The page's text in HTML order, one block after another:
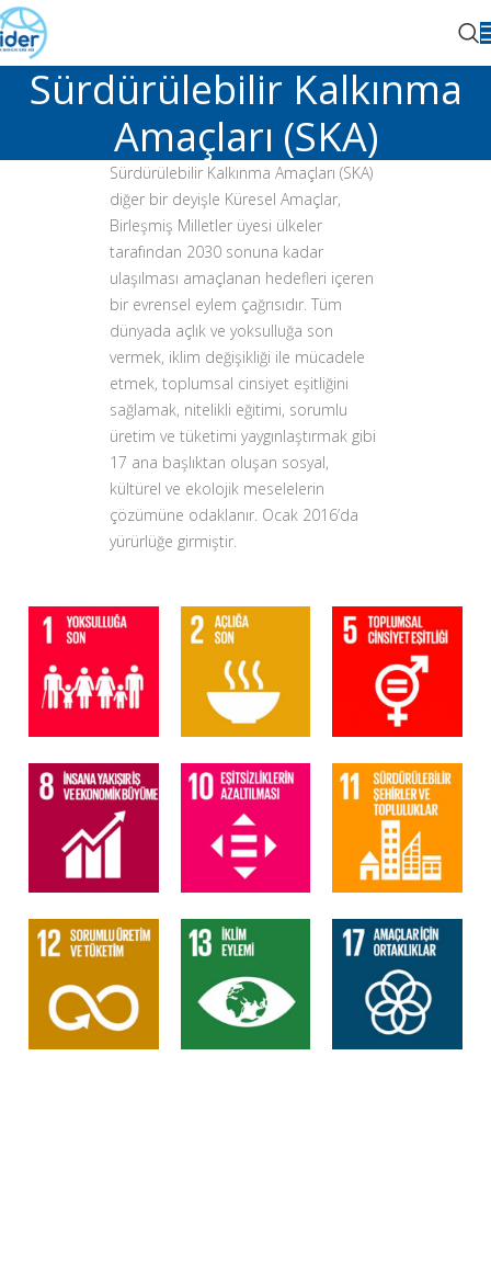
Sürdürülebilir Kalkınma
Amaçları (SKA)
Sürdürülebilir Kalkınma Amaçları (SKA)
diğer bir deyişle Küresel Amaçlar,
Birleşmiş Milletler üyesi ülkeler
tarafından 2030 sonuna kadar
ulaşılması amaçlanan hedefleri içeren
bir evrensel eylem çağrısıdır. Tüm
dünyada açlık ve yoksulluğa son
vermek, iklim değişikliği ile mücadele
etmek, toplumsal cinsiyet eşitliğini
sağlamak, nitelikli eğitimi, sorumlu
üretim ve tüketimi yaygınlaştırmak gibi
17 ana başlıktan oluşan sosyal,
kültürel ve ekolojik meselelerin
çözümüne odaklanır. Ocak 2016’da
yürürlüğe girmiştir.